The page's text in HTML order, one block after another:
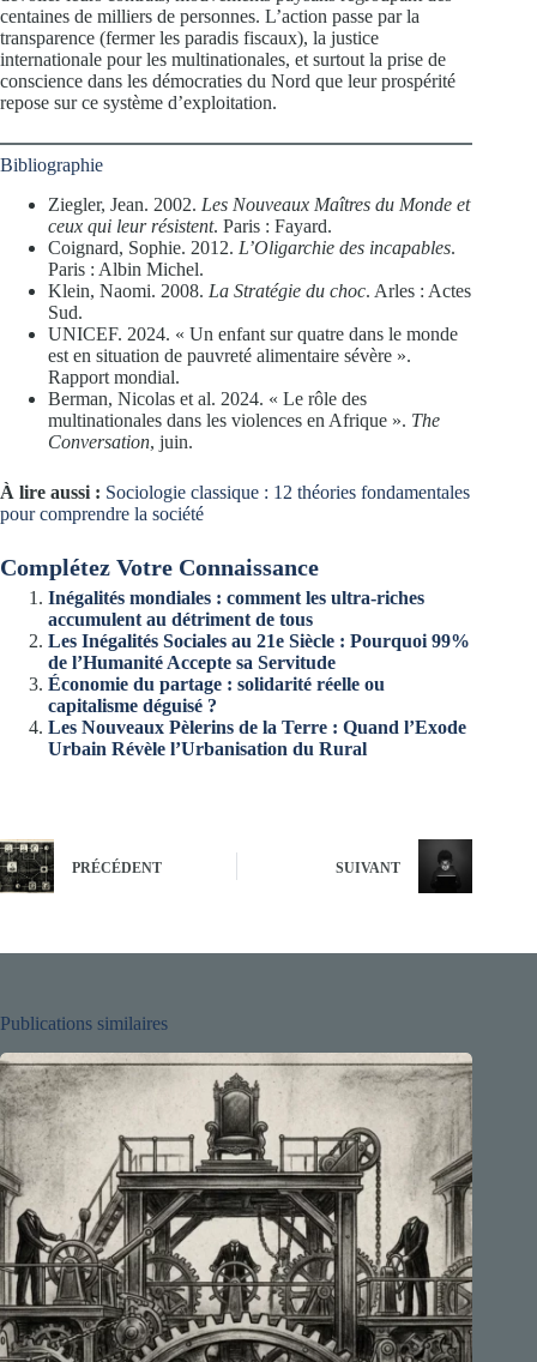
centaines de milliers de personnes. L’action passe par la
transparence (fermer les paradis fiscaux), la justice
internationale pour les multinationales, et surtout la prise de
conscience dans les démocraties du Nord que leur prospérité
repose sur ce système d’exploitation.
Bibliographie
Ziegler, Jean. 2002. Les Nouveaux Maîtres du Monde et
ceux qui leur résistent. Paris : Fayard.
Coignard, Sophie. 2012. L’Oligarchie des incapables.
Paris : Albin Michel.
Klein, Naomi. 2008. La Stratégie du choc. Arles : Actes
Sud.
UNICEF. 2024. « Un enfant sur quatre dans le monde
est en situation de pauvreté alimentaire sévère ».
Rapport mondial.
Berman, Nicolas et al. 2024. « Le rôle des
multinationales dans les violences en Afrique ». The
Conversation, juin.
À lire aussi : Sociologie classique : 12 théories fondamentales
pour comprendre la société
Complétez Votre Connaissance
Inégalités mondiales : comment les ultra-riches
accumulent au détriment de tous
Les Inégalités Sociales au 21e Siècle : Pourquoi 99%
de l’Humanité Accepte sa Servitude
Économie du partage : solidarité réelle ou
capitalisme déguisé ?
Les Nouveaux Pèlerins de la Terre : Quand l’Exode
Urbain Révèle l’Urbanisation du Rural
PRÉCÉDENT SUIVANT
Publications similaires